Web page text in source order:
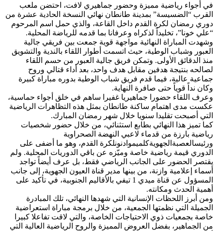
في أجواء رياضية مميزة وحضور جماهيري لافت، احتضن ملعب
القرب “الضسيسة” بمدينة طانطان نهائي النسخة الحادية عشرة من
دوري رمضان لكرة القدم داخل القاعة، والذي حمل اسم المرحوم
“علي خونا”، تخليداً لذكراه وعرفانا بما قدمه للرياضة المحلية.
وشهدت المباراة النهائية مواجهة قوية جمعت بين فريقي جالية
العبور وشباب الوطية، حيث اتسمت أطوار اللقاء بالندية والتشويق
منذ الدقائق الأولى. وتمكن فريق جالية العبور من حسم اللقاء
لصالحه بنتيجة هدفين مقابل هدف واحد، بعد أداء قتالي وروح
جماعية عالية، فيما قدم فريق شباب الوطية بدوره مباراة كبيرة
وكان نداً قوياً حتى صافرة النهاية.
وعرف اللقاء حضورا جماهيريا غفيرا ساهم في خلق أجواء حماسية،
عكست مدى اهتمام ساكنة طانطان بمثل هذه التظاهرات الرياضية
التي أصبحت تقليدا سنويا خلال شهر رمضان المبارك.
كما تميز هذا النهائي بطابع استثنائي، من خلال حضور شخصيات
رياضية بارزة من قدماء لاعبي النهضة الصحراوية
ورئيسالعصبةالجهويةكلميموادنونلكرة القدم، وهو ما أضفى على
الدوري قيمة رياضية خاصة وميّزه عن باقي الدوريات المحلية. ولم
يقتصر الحضور على الجانب الرياضي فقط، بل عرف أيضاً تواجد
أسماء إعلامية وازنة، من بينها مدير قناة العيون الجهوية، إلى جانب
المسؤول عن قناة ميدي 1 تيفي بالأقاليم الجنوبية، في تأكيد على
أهمية الحدث ومكانته.
ومن أبرز اللحظات الإنسانية التي شهدها النهائي، تلك المبادرة
الجميلة التي نظمتها الجمعية، من خلال برمجة مباراة استعراضية
خاصة بجمعيات ذوي الاحتياجات الخاصة، والتي لاقت تفاعلا كبيرا
من الجماهير، بفضل العروض المميزة والروح الرياضية العالية التي